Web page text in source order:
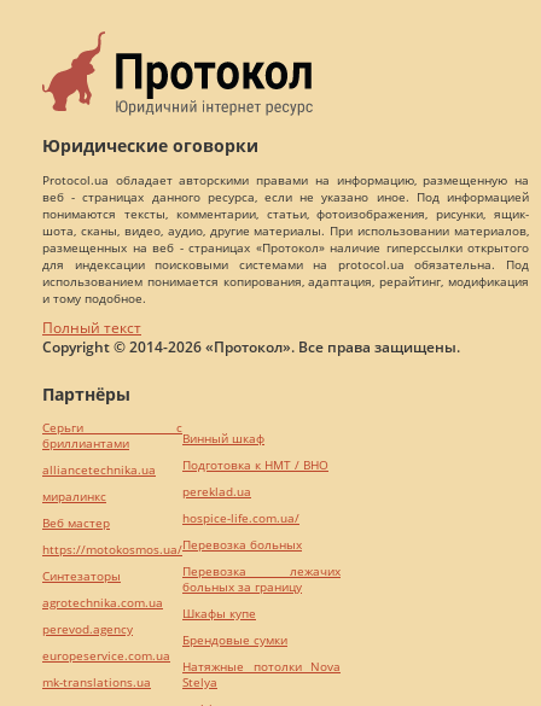
Юридические оговорки
Protocol.ua обладает авторскими правами на информацию, размещенную на
веб - страницах данного ресурса, если не указано иное. Под информацией
понимаются тексты, комментарии, статьи, фотоизображения, рисунки, ящик-
шота, сканы, видео, аудио, другие материалы. При использовании материалов,
размещенных на веб - страницах «Протокол» наличие гиперссылки открытого
для индексации поисковыми системами на protocol.ua обязательна. Под
использованием понимается копирования, адаптация, рерайтинг, модификация
и тому подобное.
Полный текст
Copyright © 2014-2026 «Протокол». Все права защищены.
Партнёры
Серьги с
бриллиантами
alliancetechnika.ua
миралинкс
Веб мастер
https://motokosmos.ua/
Синтезаторы
agrotechnika.com.ua
perevod.agency
europeservice.com.ua
mk-translations.ua
Винный шкаф
Подготовка к НМТ / ВНО
pereklad.ua
hospice-life.com.ua/
Перевозка больных
Перевозка лежачих
больных за границу
Шкафы купе
Брендовые сумки
Натяжные потолки Nova
Stelya